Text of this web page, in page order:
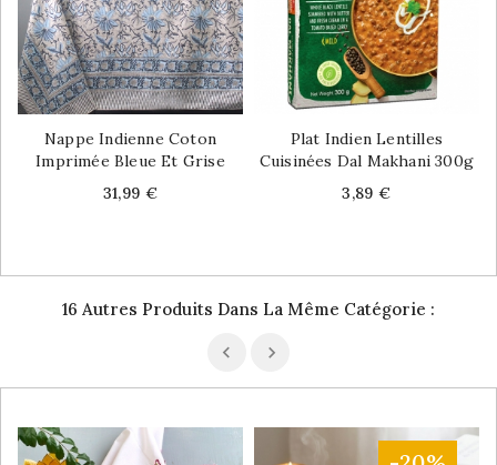
Nappe Indienne Coton
Imprimée Bleue Et Grise
Price
31,99 €
Plat Indien Lentilles
Cuisinées Dal Makhani 300g
Price
3,89 €
16 Autres Produits Dans La Même Catégorie :